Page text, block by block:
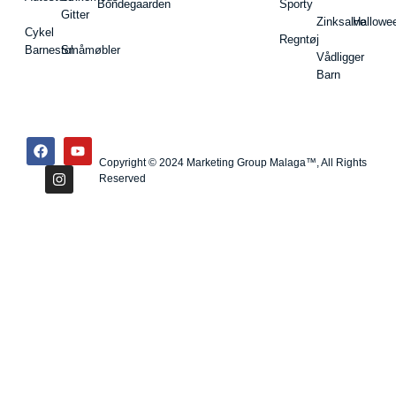
Cykel
Barnestol
Gitter
Småmøbler
Bondegaarden Sporty
Regntøj
Zinksalve
Vådligger
Barn
Copyright © 2024 Marketing Group Malaga™, All Rights
Reserved